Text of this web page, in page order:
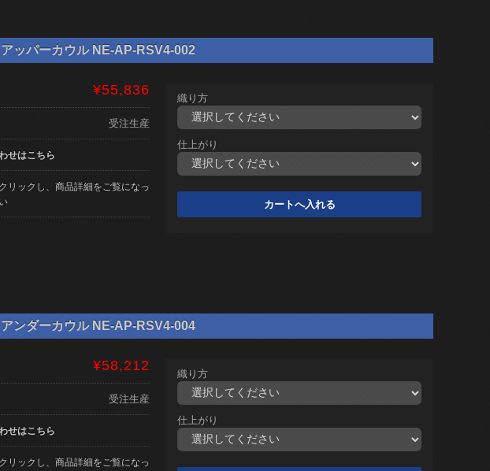
ッパーカウル NE-AP-RSV4-002
¥55,836
受注生産
せはこちら
リックし、商品詳細をご覧になっ
織り方
仕上がり
ンダーカウル NE-AP-RSV4-004
¥58,212
受注生産
せはこちら
リックし、商品詳細をご覧になっ
織り方
仕上がり